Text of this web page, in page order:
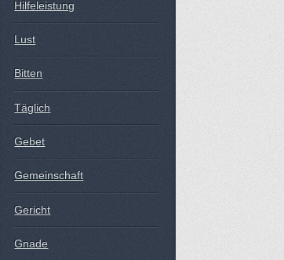
Hilfeleistung
Lust
Bitten
Täglich
Gebet
Gemeinschaft
Gericht
Gnade